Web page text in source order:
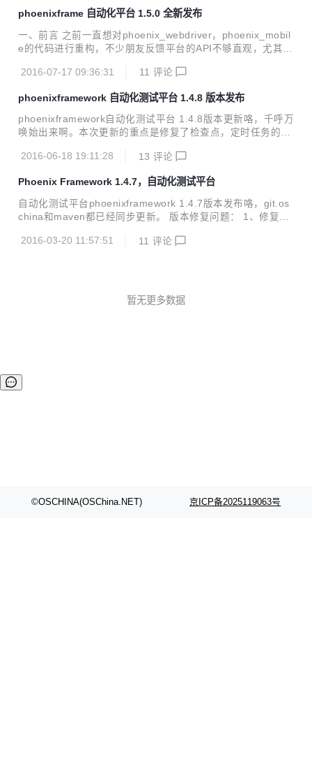
phoenixframe 自动化平台 1.5.0 全新发布
一、前言 之前一直想对phoenix_webdriver，phoenix_mobil
e的代码进行重构，不少朋友反馈平台的API不够直观，尤其是
觉，尤其在后续的功能扩展上也比较麻烦，随着用户量的增
多的问题。但苦于一直没有足够时间。趁这最近换工作间歇的
几天时间，狠下心来把这几个模块的代码好好重构了一下。 本
次重构除对重要模块代码重构外，对页面的js方法，页面功
新的感觉。 二、重构效果体验 重构之后的效果如下： 在de
2016-07-17 09:36:31 11 评论
phoenixframework 自动化测试平台 1.4.8 版本发布
phoenixframework自动化测试平台 1.4.8版本更新咯，千呼万
唤始出来啊。本次更新的重点是修复了检查点，定时任务的细
ehcache缓存，数据库连接池查看；更重要的是这个版本支持
hina及github均已同步更新。maven需要明天下午才能更新。
升级方式和war包下载地址请见官网： http://www.cewan.la
最新版本1.4.8版本升级的详细内容： phoenix_node:优化性
2016-06-18 19:11:28 13 评论
Phoenix Framework 1.4.7，自动化测试平台
自动化测试平台phoenixframework 1.4.7版本发布咯，git.os
china和maven都已经同步更新。 版本修复问题： 1、修复多
加对body参数的支持 3、对平台的各模块代码进行了部分重
试工具 7、抽离出了公共的phoenix_common模块 8、重构了
2016-03-20 11:57:51 11 评论
暂无更多数据
©OSCHINA(OSChina.NET) 京ICP备2025119063号